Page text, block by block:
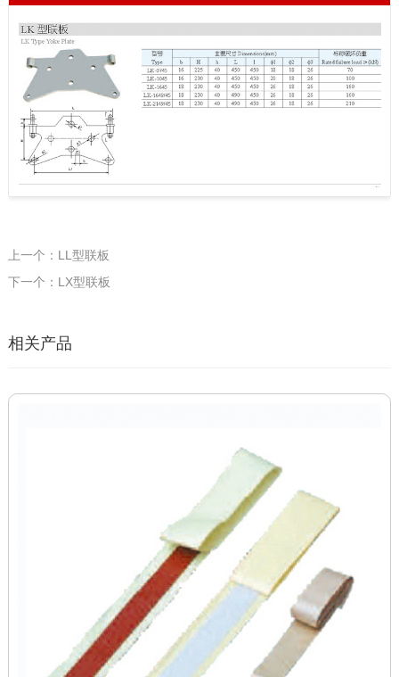
上一个：LL型联板
下一个：LX型联板
相关产品